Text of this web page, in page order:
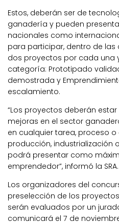
Estos, deberán ser de
ganadería y pueden
nacionales como
para participar, dentro de
dos proyectos por cada una
categoría: Prototipado
demostrada y
escalamiento.
“Los proyectos deberán
mejoras en el sector
en cualquier tarea, proceso
producción, industrialización
podrá presentar como
emprendedor”, informó la SRA.
Los organizadores del
preselección de los
serán evaluados por un
comunicará el 7 de